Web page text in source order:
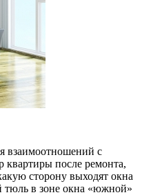
взаимоотношений с
квартиры после ремонта,
сторону выходят окна
тюль в зоне окна «южной»